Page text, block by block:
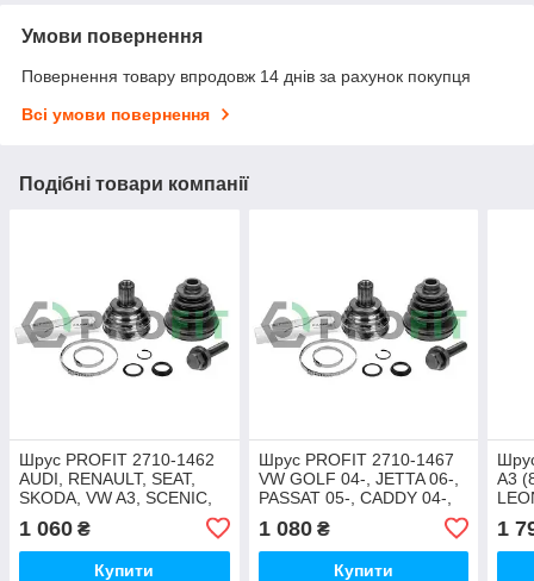
Умови повернення
Повернення товару впродовж 14 днів за рахунок покупця
Всі умови повернення
Подібні товари компанії
Шрус PROFIT 2710-1462
AUDI, RENAULT, SEAT,
SKODA, VW A3, SCENIC,
ALTEA, ALTEA XL, LEON,
TOLEDO, OCTAVIA,
SUPER
1 060 ₴
Купити
Шрус PROFIT 2710-1467
VW GOLF 04-, JETTA 06-,
PASSAT 05-, CADDY 04-,
SEAT TOLEDO 04-
ВНЕШН.
1 080₴
Купити
A3
1